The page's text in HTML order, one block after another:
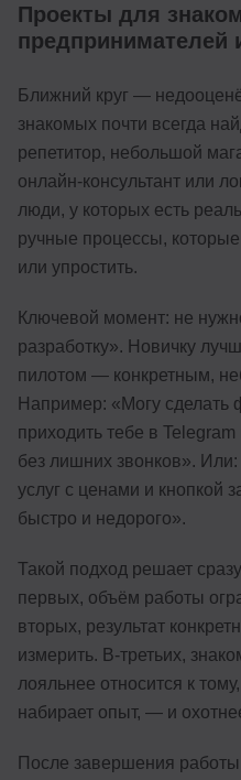
Проекты для
предпринимателей
Ближний круг —
знакомых почти всегда
репетитор, небольшой
онлайн-консультант или
люди, у которых есть
ручные процессы,
или упростить.
Ключевой момент: не
разработку». Новичку
пилотом — конкретным,
Например: «Могу сделать
приходить тебе в
без лишних звонков».
услуг с ценами и кнопкой
быстро и недорого».
Такой подход решает
первых, объём работы
вторых, результат
измерить. В-третьих,
лояльнее относится к
набирает опыт, — и
После завершения